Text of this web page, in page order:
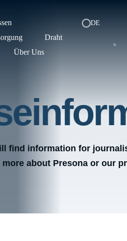
Draht
Über Uns
DE
find information for
about Presona or our